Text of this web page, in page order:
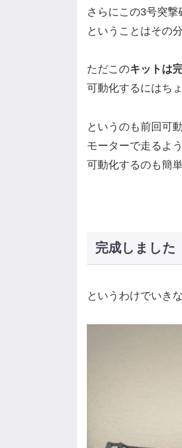
さらにこの3号突撃
ということはその
ただこのキットは
可動化するにはち
というのも前回可
モーターで走るよ
可動化するのも簡
完成しました
というわけでいき